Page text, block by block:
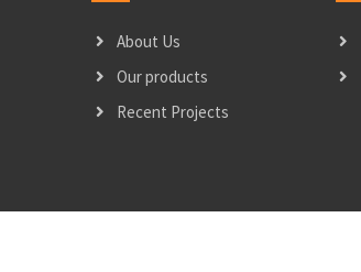
About Us
Our products
Recent Projects